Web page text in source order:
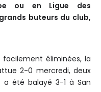
ou en Ligue des
buteurs du club,
éliminées, la
2-0 mercredi, deux
a été balayé 3-1 à San